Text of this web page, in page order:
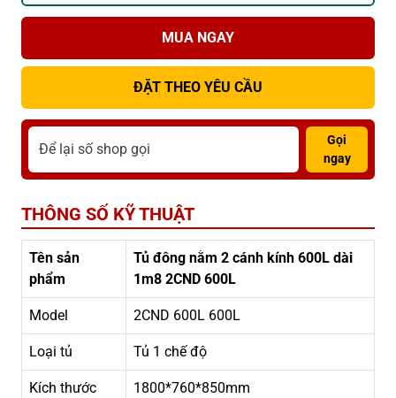
MUA NGAY
ĐẶT THEO YÊU CẦU
Gọi
ngay
THÔNG SỐ KỸ THUẬT
Tên sản
phẩm
Tủ đông nằm 2 cánh kính 600L dài
1m8 2CND 600L
Model 2CND 600L 600L
Loại tủ Tủ 1 chế độ
Kích thước 1800*760*850mm